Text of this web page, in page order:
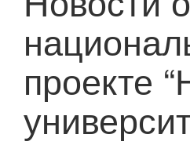
проекте